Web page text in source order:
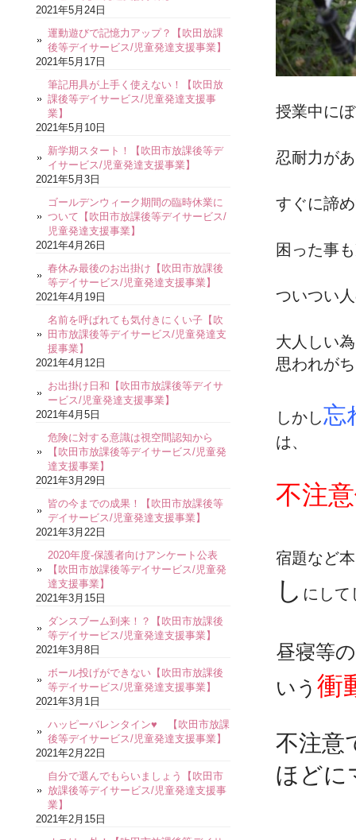
授業中に
忍耐力が
すぐに諦
困った事
ついつい
大人しい
思われが
しかし忘
は、
不注
宿題など
し にして
昼寝等の
いう 衝
不注意
ほどに
2021年5月24日
運動遊びで記憶力アップ？【吹田放課
後等デイサービス/児童発達支援事業】
2021年5月17日
筆記用具が上手く使えない！【吹田放
課後等デイサービス/児童発達支援事
業】
2021年5月10日
新学期スタート！【吹田市放課後等デ
イサービス/児童発達支援事業】
2021年5月3日
ゴールデンウィーク期間の臨時休業に
ついて【吹田市放課後等デイサービス/
児童発達支援事業】
2021年4月26日
春休み最後のお出掛け【吹田市放課後
等デイサービス/児童発達支援事業】
2021年4月19日
名前を呼ばれても気付きにくい子【吹
田市放課後等デイサービス/児童発達支
援事業】
2021年4月12日
お出掛け日和【吹田市放課後等デイサ
ービス/児童発達支援事業】
2021年4月5日
危険に対する意識は視空間認知から
【吹田市放課後等デイサービス/児童発
達支援事業】
2021年3月29日
皆の今までの成果！【吹田市放課後等
デイサービス/児童発達支援事業】
2021年3月22日
2020年度-保護者向けアンケート公表
【吹田市放課後等デイサービス/児童発
達支援事業】
2021年3月15日
ダンスブーム到来！？【吹田市放課後
等デイサービス/児童発達支援事業】
2021年3月8日
ボール投げができない【吹田市放課後
等デイサービス/児童発達支援事業】
2021年3月1日
ハッピーバレンタイン♥ 【吹田市放課
後等デイサービス/児童発達支援事業】
2021年2月22日
自分で選んでもらいましょう【吹田市
放課後等デイサービス/児童発達支援事
業】
2021年2月15日